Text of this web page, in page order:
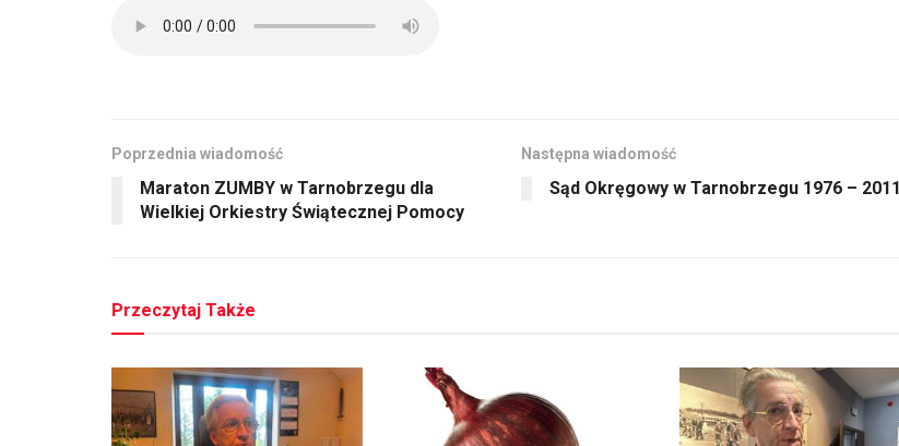
Poprzednia wiadomość
Maraton ZUMBY w Tarnobrzegu dla
Wielkiej Orkiestry Świątecznej Pomocy
Następna wiadomość
Sąd Okręgowy w Tarnobrzegu 1976 – 2011
Przeczytaj Także